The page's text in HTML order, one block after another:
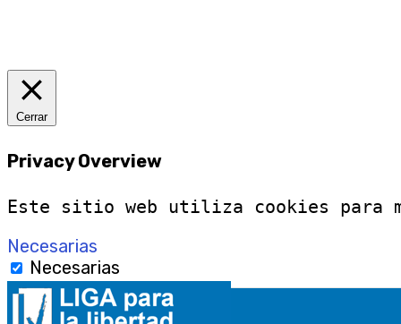
Cerrar
Privacy Overview
Este sitio web utiliza cookies para
Necesarias
Necesarias
Siempre activado